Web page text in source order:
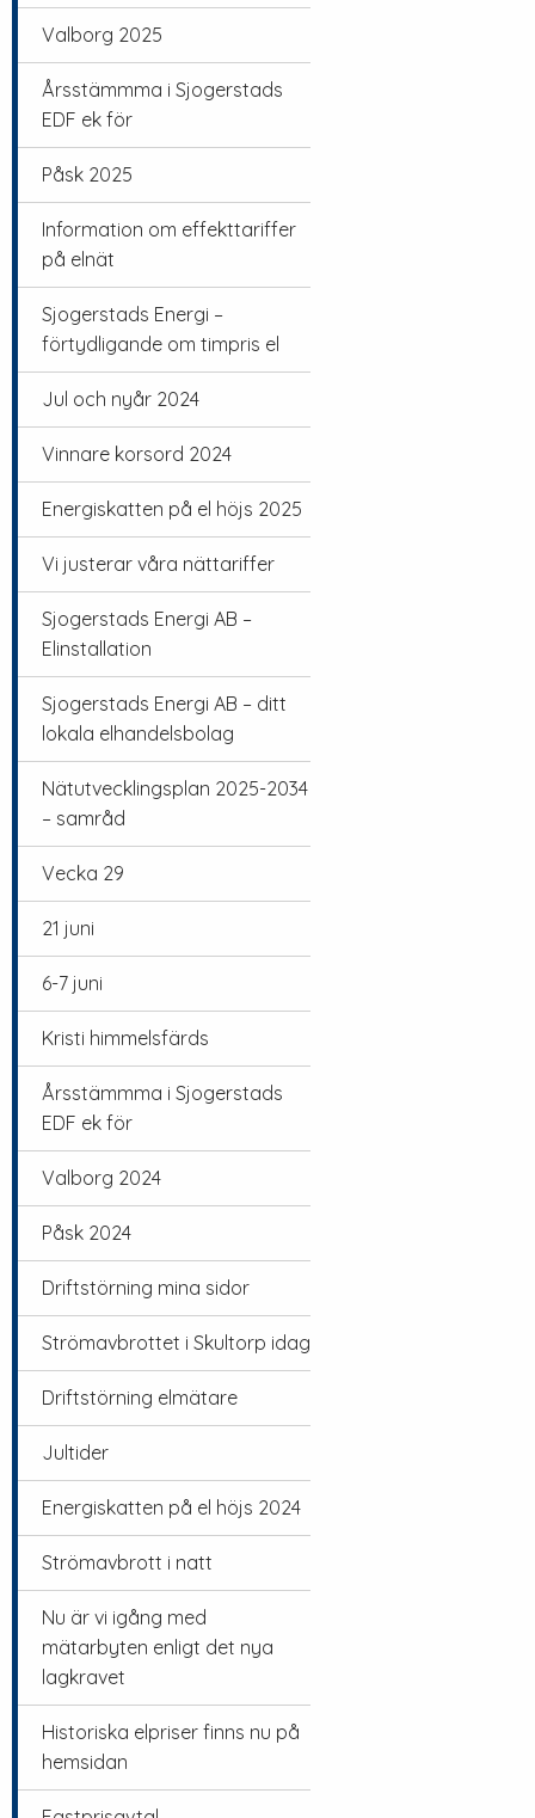
Valborg 2025
Årsstämmma i Sjogerstads
EDF ek för
Påsk 2025
Information om effekttariffer
på elnät
Sjogerstads Energi –
förtydligande om timpris el
Jul och nyår 2024
Vinnare korsord 2024
Energiskatten på el höjs 2025
Vi justerar våra nättariffer
Sjogerstads Energi AB –
Elinstallation
Sjogerstads Energi AB – ditt
lokala elhandelsbolag
Nätutvecklingsplan 2025-2034
– samråd
Vecka 29
21 juni
6-7 juni
Kristi himmelsfärds
Årsstämmma i Sjogerstads
EDF ek för
Valborg 2024
Påsk 2024
Driftstörning mina sidor
Strömavbrottet i Skultorp idag
Driftstörning elmätare
Jultider
Energiskatten på el höjs 2024
Strömavbrott i natt
Nu är vi igång med
mätarbyten enligt det nya
lagkravet
Historiska elpriser finns nu på
hemsidan